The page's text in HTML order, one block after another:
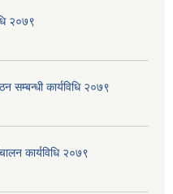
२०७९
सम्बन्धी कार्यविधि २०७९
कार्यविधि २०७९